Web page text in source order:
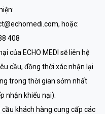
hoặc:
408
của ECHO MEDI sẽ liên hệ
cầu, đồng thời xác nhận lại
trong thời gian sớm nhất
nhận khiếu nại).
cầu khách hàng cung cấp các